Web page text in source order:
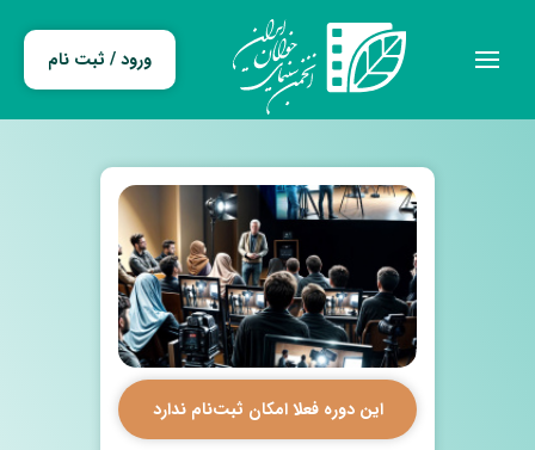
ورود / ثبت نام
این دوره فعلا امکان ثبت‌نام ندارد